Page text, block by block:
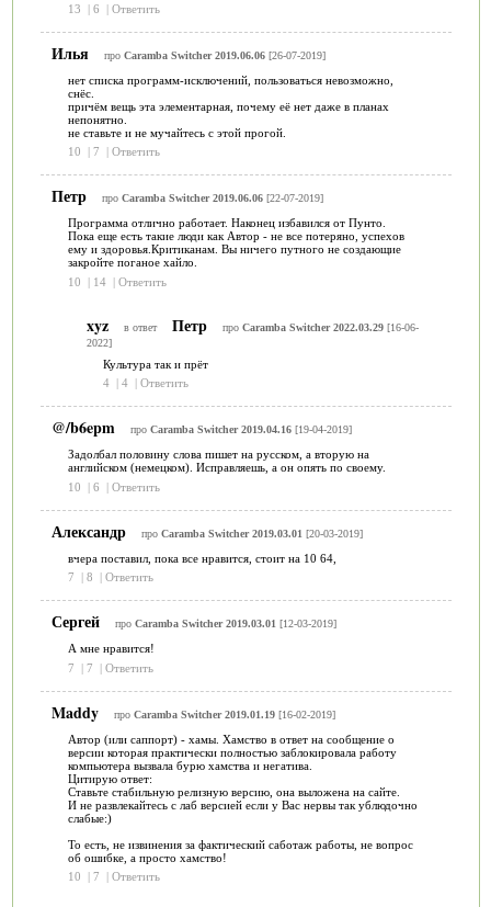
13
| 6 | Ответить
Илья про Caramba Switcher 2019.06.06[26-07-2019]
нет списка программ-исключений, пользоваться невозможно,
снёс.
причём вещь эта элементарная, почему её нет даже в планах
непонятно.
не ставьте и не мучайтесь с этой прогой.
10
| 7 | Ответить
Петр про Caramba Switcher 2019.06.06[22-07-2019]
Программа отлично работает. Наконец избавился от Пунто.
Пока еще есть такие люди как Автор - не все потеряно, успехов
ему и здоровья.Критиканам. Вы ничего путного не создающие
закройте поганое хайло.
10
| 14 | Ответить
xyz в ответ Петр про Caramba Switcher 2022.03.29[16-06-
2022]
Культура так и прёт
4 | 4 | Ответить
@/b6epm про Caramba Switcher 2019.04.16[19-04-2019]
Задолбал половину слова пишет на русском, а вторую на
английском (немецком). Исправляешь, а он опять по своему.
10
| 6 | Ответить
Александр про Caramba Switcher 2019.03.01 [20-03-2019]
вчера поставил, пока все нравится, стоит на 10 64,
7
| 8 | Ответить
Сергей про Caramba Switcher 2019.03.01 [12-03-2019]
А мне нравится!
7
| 7 | Ответить
Maddy про Caramba Switcher 2019.01.19[16-02-2019]
Автор (или саппорт) - хамы. Хамство в ответ на сообщение о
версии которая практически полностью заблокировала работу
компьютера вызвала бурю хамства и негатива.
Цитирую ответ:
Ставьте стабильную релизную версию, она выложена на сайте.
И не развлекайтесь с лаб версией если у Вас нервы так ублюдочно
слабые:)
То есть, не извинения за фактический саботаж работы, не вопрос
об ошибке, а просто хамство!
10
| 7 | Ответить